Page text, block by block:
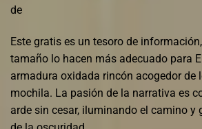
de
Este gratis es un tesoro de
tamaño lo hacen más adecuado para
armadura oxidada rincón acogedor de
mochila. La pasión de la narrativa es
arde sin cesar, iluminando el camino y